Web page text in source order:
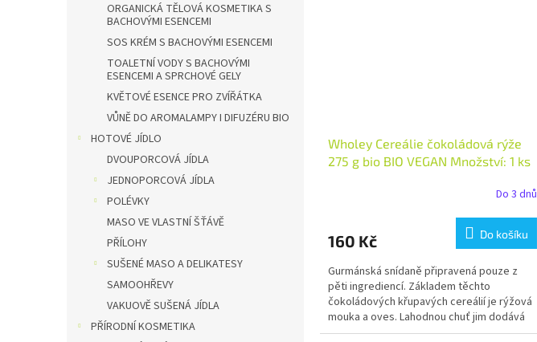
ORGANICKÁ TĚLOVÁ KOSMETIKA S
BACHOVÝMI ESENCEMI
SOS KRÉM S BACHOVÝMI ESENCEMI
TOALETNÍ VODY S BACHOVÝMI
ESENCEMI A SPRCHOVÉ GELY
KVĚTOVÉ ESENCE PRO ZVÍŘÁTKA
VŮNĚ DO AROMALAMPY I DIFUZÉRU BIO
HOTOVÉ JÍDLO
DVOUPORCOVÁ JÍDLA
JEDNOPORCOVÁ JÍDLA
POLÉVKY
MASO VE VLASTNÍ ŠŤÁVĚ
PŘÍLOHY
SUŠENÉ MASO A DELIKATESY
SAMOOHŘEVY
VAKUOVĚ SUŠENÁ JÍDLA
PŘÍRODNÍ KOSMETIKA
Wholey Cereálie čokoládová rýže
275 g bio BIO VEGAN Množství: 1 ks
Do 3 dnů
160 Kč Do košíku
Gurmánská snídaně připravená pouze z
pěti ingrediencí. Základem těchto
čokoládových křupavých cereálií je rýžová
mouka a oves. Lahodnou chuť jim dodává
kakao, datlový sirup a...